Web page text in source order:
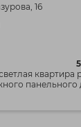
16
квартира
панельного